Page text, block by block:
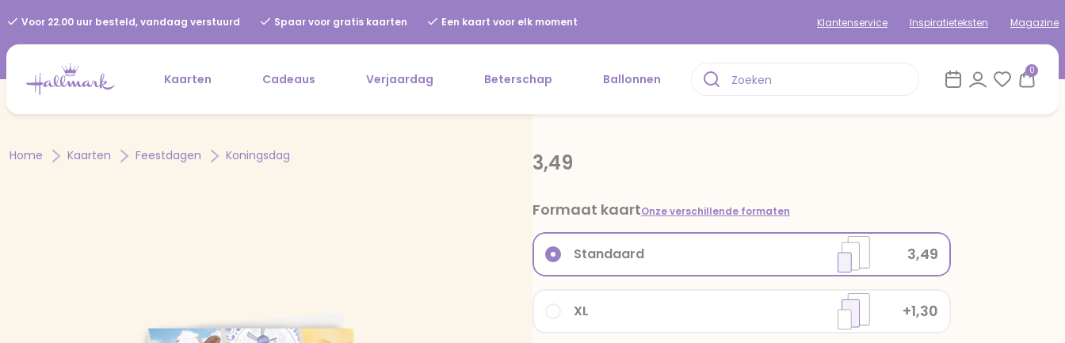
Voor 22.00 uur besteld, vandaag verstuurd Spaar voor gratis kaarten Een kaart voor elk moment Klantenservice Inspiratieteksten Magazine
Kaarten Cadeaus Verjaardag Beterschap Ballonnen
0
Home Kaarten Feestdagen Koningsdag 3,49
Formaat kaartOnze verschillende formaten
XL +1,30
Standaard 3,49